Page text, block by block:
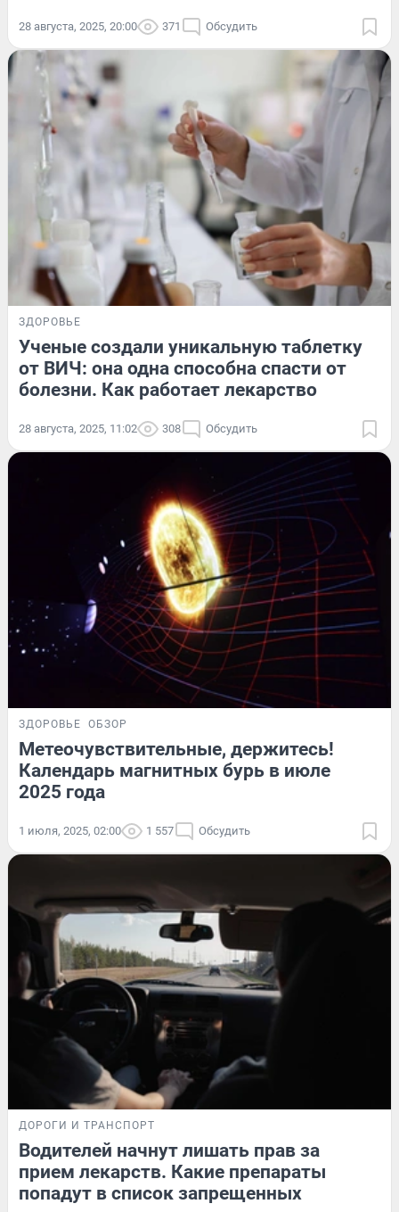
28 августа, 2025, 20:00 371 Обсудить
ЗДОРОВЬЕ
Ученые создали уникальную таблетку
от ВИЧ: она одна способна спасти от
болезни. Как работает лекарство
28 августа, 2025, 11:02 308 Обсудить
ЗДОРОВЬЕ ОБЗОР
Метеочувствительные, держитесь!
Календарь магнитных бурь в июле
2025 года
1 июля, 2025, 02:00 1 557 Обсудить
ДОРОГИ И ТРАНСПОРТ
Водителей начнут лишать прав за
прием лекарств. Какие препараты
попадут в список запрещенных